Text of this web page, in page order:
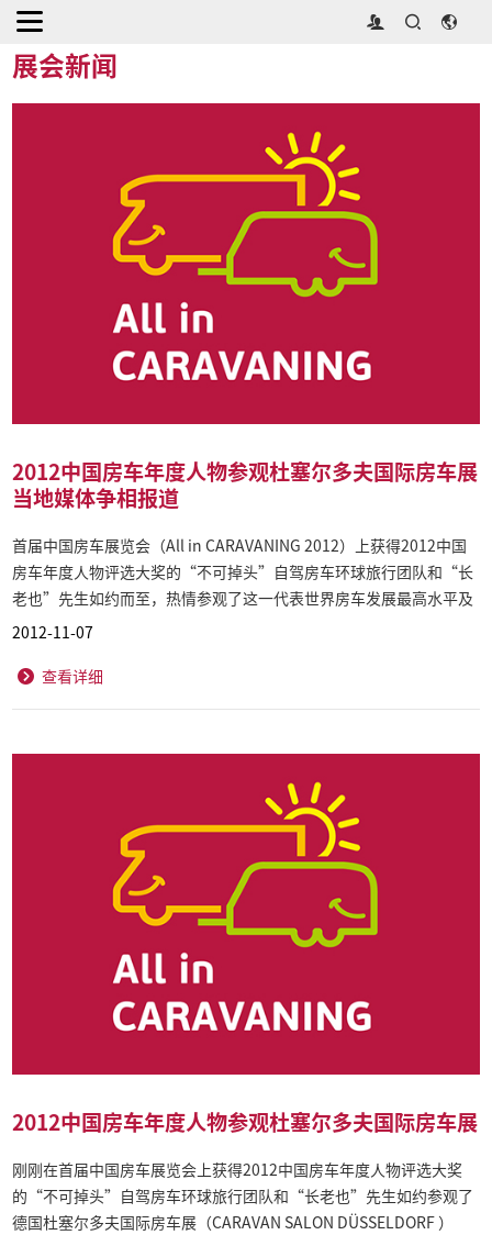
首页
展会新闻
2012中国房车年度人物参观杜塞尔多夫国际房车展
当地媒体争相报道
首届中国房车展览会（All in CARAVANING 2012）上获得2012中国
房车年度人物评选大奖的“不可掉头”自驾房车环球旅行团队和“长
老也”先生如约而至，热情参观了这一代表世界房车发展最高水平及
发展趋势的国际房车业盛会。
2012-11-07
查看详细
2012中国房车年度人物参观杜塞尔多夫国际房车展
刚刚在首届中国房车展览会上获得2012中国房车年度人物评选大奖
的“不可掉头”自驾房车环球旅行团队和“长老也”先生如约参观了
德国杜塞尔多夫国际房车展（CARAVAN SALON DÜSSELDORF ）